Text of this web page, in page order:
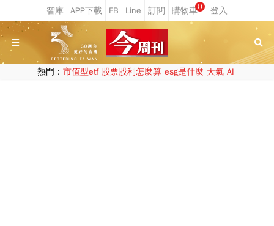
0
熱門： 市值型etf 股票股利怎麼算 esg是什麼 天氣 AI